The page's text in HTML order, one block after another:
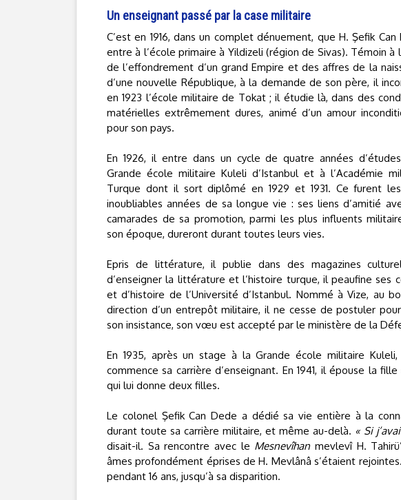
Un enseignant passé par la case militaire
C’est en 1916, dans un complet dénuement, que H. Şefik Can
entre à l’école primaire à Yildizeli (région de Sivas). Témoin à
de l’effondrement d’un grand Empire et des affres de la
d’une nouvelle République, à la demande de son père, il
en 1923 l’école militaire de Tokat ; il étudie là, dans des
matérielles extrêmement dures, animé d’un amour
pour son pays.
En 1926, il entre dans un cycle de quatre années
Grande école militaire Kuleli d’Istanbul et à l’Académie
Turque dont il sort diplômé en 1929 et 1931. Ce furent
inoubliables années de sa longue vie : ses liens d’amitié
camarades de sa promotion, parmi les plus influents
son époque, dureront durant toutes leurs vies.
Epris de littérature, il publie dans des magazines
d’enseigner la littérature et l’histoire turque, il peaufine ses
et d’histoire de l’Université d’Istanbul. Nommé à Vize, au
direction d’un entrepôt militaire, il ne cesse de postuler
son insistance, son vœu est accepté par le ministère de la
En 1935, après un stage à la Grande école militaire
commence sa carrière d’enseignant. En 1941, il épouse la
qui lui donne deux filles.
Le colonel Şefik Can Dede a dédié sa vie entière à la
durant toute sa carrière militaire, et même au-delà. « Si
disait-il. Sa rencontre avec le Mesnevîhan mevlevî H.
âmes profondément éprises de H. Mevlânâ s’étaient
pendant 16 ans, jusqu’à sa disparition.